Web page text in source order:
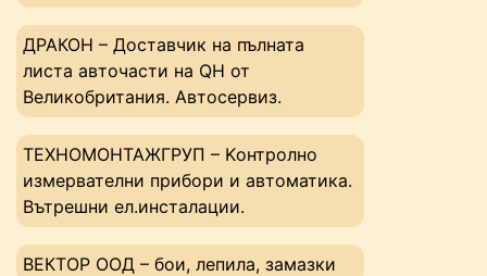
ДРАКОН – Доставчик на пълната
листа авточасти на QH от
Великобритания. Автосервиз.
ТЕХНОМОНТАЖГРУП – Kонтролно
измервателни прибори и автоматика.
Вътрешни ел.инсталации.
ВЕКТОР ООД – бои, лепила, замазки